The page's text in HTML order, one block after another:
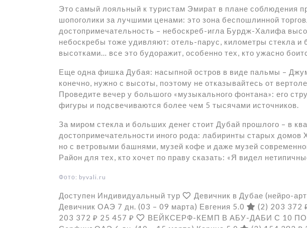
Это самый лояльный к туристам Эмират в плане соблюдения
шопоголики за лучшими ценами: это зона беспошлинной
достопримечательность – небоскреб-игла Бурдж-Халифа
небоскребы тоже удивляют: отель-парус, километры стекла и
высотками… все это будоражит, особенно тех, кто ужасно
Еще одна фишка Дубая: насыпной остров в виде пальмы –
конечно, нужно с высоты, поэтому не отказывайтесь от
Проведите вечер у большого «музыкального фонтана»: его
фигуры и подсвечиваются более чем 5 тысячами источников.
За миром стекла и больших денег стоит Дубай прошлого – в
достопримечательности иного рода: лабиринты старых домов
но с ветровыми башнями, музей кофе и даже музей
Район для тех, кто хочет по праву сказать: «Я видел
Фото: byvali.ru
Доступен Индивидуальный тур
Девичник в Дубае (нейро-
Девичник ОАЭ 7 дн. (03 – 09 марта) Евгения 5.0 (2) 203 372
203 372 ₽ 25 457 ₽
ВЕЙКСЕРФ-КЕМП В АБУ-ДАБИ С 10 ПО